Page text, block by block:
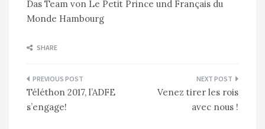
Das Team von Le Petit Prince und Français du
Monde Hambourg
SHARE
Navigation
de
l’article
Téléthon 2017, l’ADFE
s’engage!
Venez tirer les rois
avec nous !